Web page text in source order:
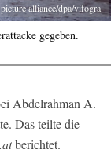
picture alliance/dpa/vifogra
gegeben.
Abdelrahman A.
Das teilte die
berichtet.